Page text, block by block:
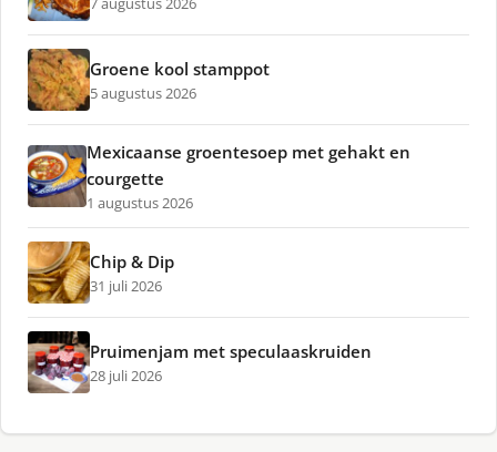
Groene kool stamppot
5 augustus 2026
Mexicaanse groentesoep met gehakt en
courgette
1 augustus 2026
Chip & Dip
31 juli 2026
Pruimenjam met speculaaskruiden
28 juli 2026